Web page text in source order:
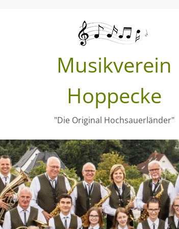
Musikverein
Hoppecke
"Die Original Hochsauerländer"